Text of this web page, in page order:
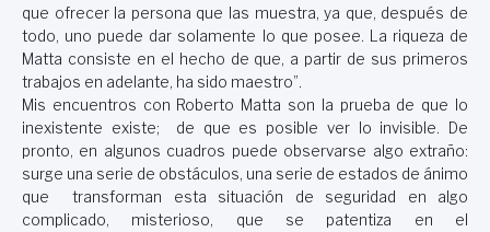
que ofrecer la persona que las muestra, ya que, después de
todo, uno puede dar solamente lo que posee. La riqueza de
Matta consiste en el hecho de que, a partir de sus primeros
trabajos en adelante, ha sido maestro”.
Mis encuentros con Roberto Matta son la prueba de que lo
inexistente existe; de que es posible ver lo invisible. De
pronto, en algunos cuadros puede observarse algo extraño:
surge una serie de obstáculos, una serie de estados de ánimo
que transforman esta situación de seguridad en algo
complicado, misterioso, que se patentiza en el